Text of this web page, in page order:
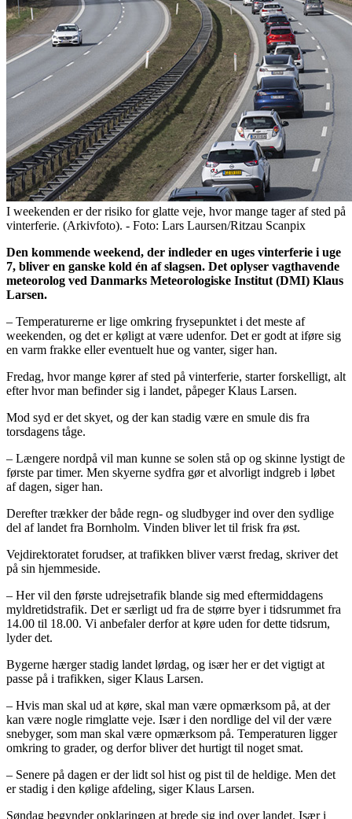
I weekenden er der risiko for glatte veje, hvor mange tager af sted på
vinterferie. (Arkivfoto). - Foto: Lars Laursen/Ritzau Scanpix
Den kommende weekend, der indleder en uges vinterferie i uge
7, bliver en ganske kold én af slagsen. Det oplyser vagthavende
meteorolog ved Danmarks Meteorologiske Institut (DMI) Klaus
Larsen.
– Temperaturerne er lige omkring frysepunktet i det meste af
weekenden, og det er køligt at være udenfor. Det er godt at iføre sig
en varm frakke eller eventuelt hue og vanter, siger han.
Fredag, hvor mange kører af sted på vinterferie, starter forskelligt, alt
efter hvor man befinder sig i landet, påpeger Klaus Larsen.
Mod syd er det skyet, og der kan stadig være en smule dis fra
torsdagens tåge.
– Længere nordpå vil man kunne se solen stå op og skinne lystigt de
første par timer. Men skyerne sydfra gør et alvorligt indgreb i løbet
af dagen, siger han.
Derefter trækker der både regn- og sludbyger ind over den sydlige
del af landet fra Bornholm. Vinden bliver let til frisk fra øst.
Vejdirektoratet forudser, at trafikken bliver værst fredag, skriver det
på sin hjemmeside.
– Her vil den første udrejsetrafik blande sig med eftermiddagens
myldretidstrafik. Det er særligt ud fra de større byer i tidsrummet fra
14.00 til 18.00. Vi anbefaler derfor at køre uden for dette tidsrum,
lyder det.
Bygerne hærger stadig landet lørdag, og især her er det vigtigt at
passe på i trafikken, siger Klaus Larsen.
– Hvis man skal ud at køre, skal man være opmærksom på, at der
kan være nogle rimglatte veje. Især i den nordlige del vil der være
snebyger, som man skal være opmærksom på. Temperaturen ligger
omkring to grader, og derfor bliver det hurtigt til noget smat.
– Senere på dagen er der lidt sol hist og pist til de heldige. Men det
er stadig i den kølige afdeling, siger Klaus Larsen.
Søndag begynder opklaringen at brede sig ind over landet. Især i